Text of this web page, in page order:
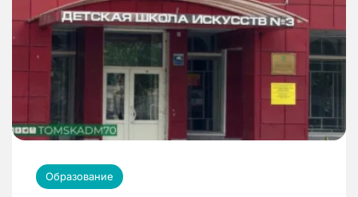
Образование